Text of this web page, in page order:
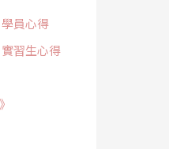
員心得
習生心得